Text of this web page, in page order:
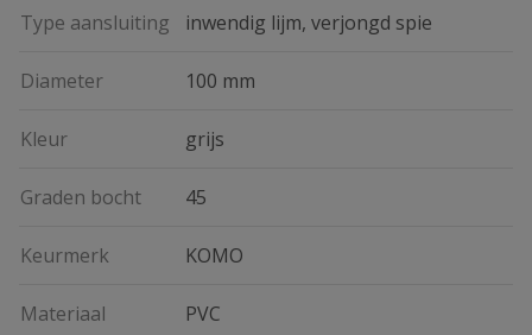
Type aansluiting inwendig lijm, verjongd spie
Diameter 100 mm
Kleur grijs
Graden bocht 45
Keurmerk KOMO
Materiaal PVC